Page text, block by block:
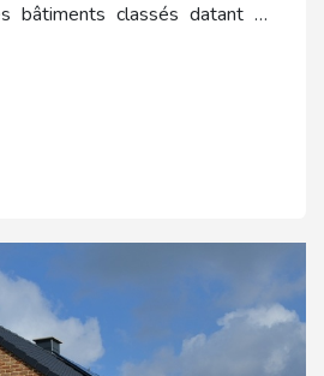
bâtiments classés datant de